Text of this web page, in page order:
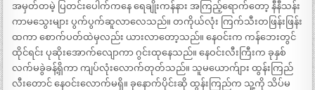
အမှတ်တမဲ့ ပြတင်းပေါက်ကနေ ရေချိုးကန်နား အကြည့်ရောက်တော့ နီနီသန်း
ကာမသွေးများ ပွက်ပွက်ဆူလာလေသည်။ တကိုယ်လုံး ကြက်သီးတဖြန်းဖြန်း
ထကာ စောက်ပတ်ထဲမှလည်း ယားလာတော့သည်။ နေဝင်းက ကန်ဘေးတွင်
ထိုင်ရင်း ပုဆိုးအောက်လျောကာ ဂွင်းထုနေသည်။ နေဝင်းလီးကြီးက ခုနှစ်
လက်မခွဲခန့်ရှိကာ ကျပ်လုံးလောက်တုတ်သည်။ သူမယောက်ျား ထွန်းကြည်
လီးတောင် နေဝင်းလောက်မရှိ။ ခုနောက်ပိုင်းဆို ထွန်းကြည်က သူ့ကို သိပ်မ